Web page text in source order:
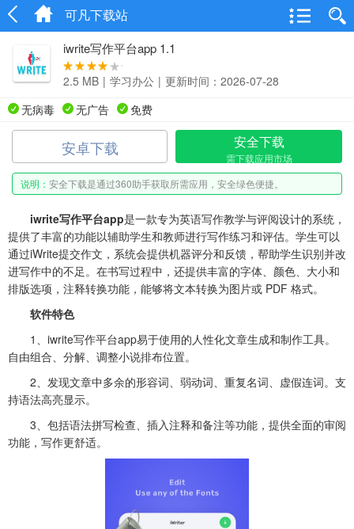
可凡下载站
iwrite写作平台app 1.1
2.5 MB | 学习办公 | 更新时间：2026-07-28
无病毒
无广告 免费
安卓下载 安全下载
需下载应用市场
说明： 安全下载是通过360助手获取所需应用，安全绿色便捷。
iwrite写作平台app是一款专为英语写作教学与评阅设计的系统，
提供了丰富的功能以辅助学生和教师进行写作练习和评估。学生可以
通过iWrite提交作文，系统会提供机器评分和反馈，帮助学生识别并改
进写作中的不足。在书写过程中，还提供丰富的字体、颜色、大小和
排版选项，注释转换功能，能够将文本转换为图片或 PDF 格式。
软件特色
1、iwrite写作平台app易于使用的人性化文章生成和制作工具。
自由组合、分解、调整小说排布位置。
2、发现文章中多余的形容词、弱动词、重复名词、虚假连词。支
持语法高亮显示。
3、包括语法拼写检查、插入注释和备注等功能，提供全面的审阅
功能，写作更舒适。